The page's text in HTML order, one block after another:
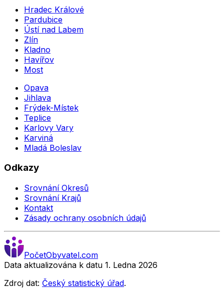
Hradec Králové
Pardubice
Ústí nad Labem
Zlín
Kladno
Havířov
Most
Opava
Jihlava
Frýdek-Místek
Teplice
Karlovy Vary
Karviná
Mladá Boleslav
Odkazy
Srovnání Okresů
Srovnání Krajů
Kontakt
Zásady ochrany osobních údajů
PočetObyvatel.com
Data aktualizována k datu 1. Ledna 2026
Zdroj dat: Český statistický úřad.